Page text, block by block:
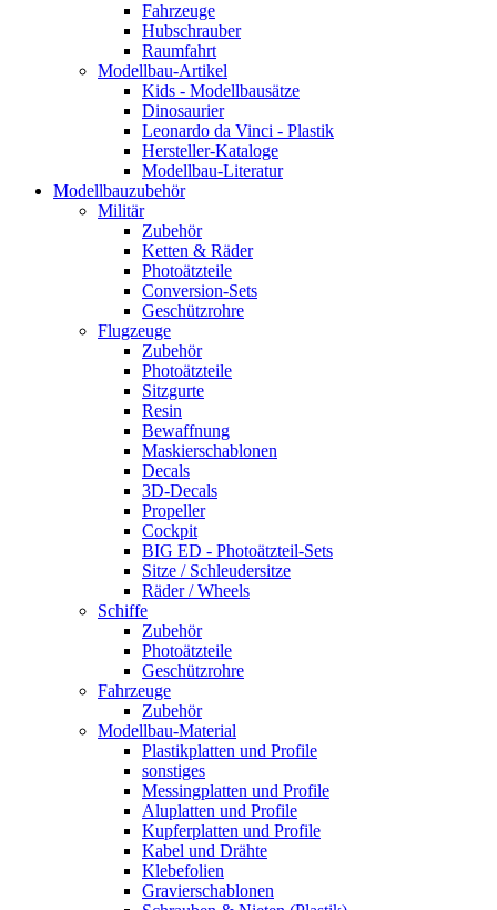
Fahrzeuge
Hubschrauber
Raumfahrt
Modellbau-Artikel
Kids - Modellbausätze
Dinosaurier
Leonardo da Vinci - Plastik
Hersteller-Kataloge
Modellbau-Literatur
Modellbauzubehör
Militär
Zubehör
Ketten & Räder
Photoätzteile
Conversion-Sets
Geschützrohre
Flugzeuge
Zubehör
Photoätzteile
Sitzgurte
Resin
Bewaffnung
Maskierschablonen
Decals
3D-Decals
Propeller
Cockpit
BIG ED - Photoätzteil-Sets
Sitze / Schleudersitze
Räder / Wheels
Schiffe
Zubehör
Photoätzteile
Geschützrohre
Fahrzeuge
Zubehör
Modellbau-Material
Plastikplatten und Profile
sonstiges
Messingplatten und Profile
Aluplatten und Profile
Kupferplatten und Profile
Kabel und Drähte
Klebefolien
Gravierschablonen